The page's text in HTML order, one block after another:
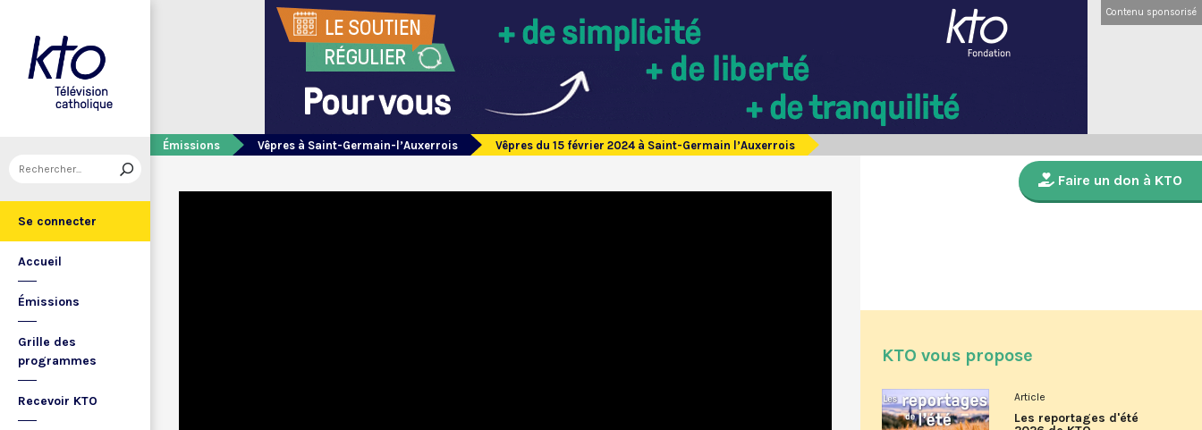
Se connecter
Accueil
Émissions
Grille des
programmes
Recevoir KTO
Contenu sponsorisé
Émissions Vêpres à Saint-Germain-l’Auxerrois Vêpres du 15 février 2024 à Saint-Germain l’Auxerrois
Faire un don à KTO
KTO vous propose
Article
Les reportages d'été